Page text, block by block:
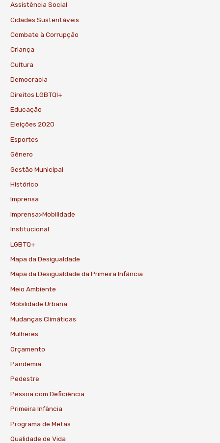
Assistência Social
Cidades Sustentáveis
Combate à Corrupção
Criança
Cultura
Democracia
Direitos LGBTQI+
Educação
Eleições 2020
Esportes
Gênero
Gestão Municipal
Histórico
Imprensa
Imprensa>Mobilidade
Institucional
LGBTQ+
Mapa da Desigualdade
Mapa da Desigualdade da Primeira Infância
Meio Ambiente
Mobilidade Urbana
Mudanças Climáticas
Mulheres
Orçamento
Pandemia
Pedestre
Pessoa com Deficiência
Primeira Infância
Programa de Metas
Qualidade de Vida